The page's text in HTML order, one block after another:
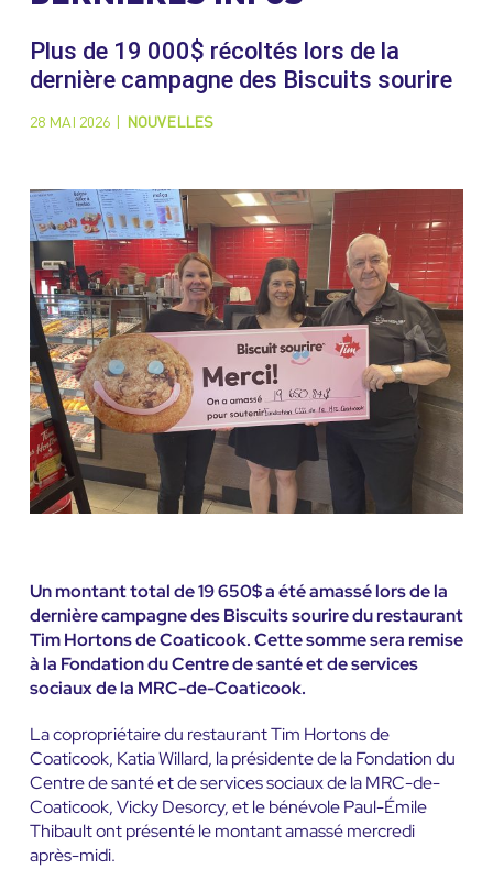
Plus de 19 000$ récoltés lors de la
dernière campagne des Biscuits sourire
28 MAI 2026 NOUVELLES
Un montant total de 19 650$ a été amassé lors de la
dernière campagne des Biscuits sourire du restaurant
Tim Hortons de Coaticook. Cette somme sera remise
à la Fondation du Centre de santé et de services
sociaux de la MRC-de-Coaticook.
La copropriétaire du restaurant Tim Hortons de
Coaticook, Katia Willard, la présidente de la Fondation du
Centre de santé et de services sociaux de la MRC-de-
Coaticook, Vicky Desorcy, et le bénévole Paul-Émile
Thibault ont présenté le montant amassé mercredi
après-midi.